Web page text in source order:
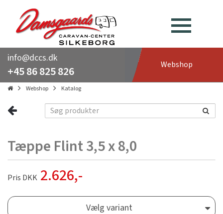
info@dccs.dk
+45 86 825 826 Webshop
Webshop Katalog
Tæppe Flint 3,5 x 8,0
Pris DKK 2.626,-
Vælg variant